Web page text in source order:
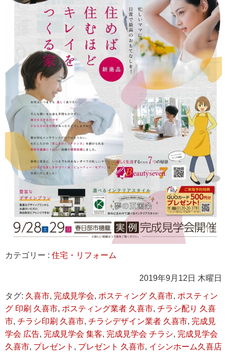
カテゴリー : 住宅・リフォーム
2019年9月12日 木曜日
タグ: 久喜市, 完成見学会, ポスティング 久喜市, ポスティン
グ 印刷 久喜市, ポスティング業者 久喜市, チラシ配り 久喜
市, チラシ印刷 久喜市, チラシデザイン業者 久喜市, 完成見
学会 広告, 完成見学会 集客, 完成見学会 チラシ, 完成見学会
久喜市, プレゼント , プレゼント 久喜市, イシンホーム久喜店